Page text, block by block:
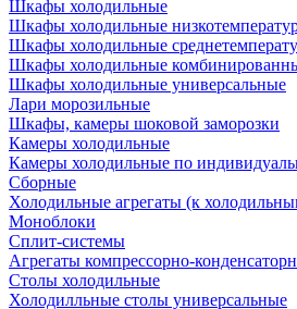
Шкафы холодильные
Шкафы холодильные
Шкафы холодильные
Шкафы холодильные
Шкафы холодильные универсальные
Лари морозильные
Шкафы, камеры шоковой заморозки
Камеры холодильные
Камеры холодильные по
Сборные
Холодильные агрегаты (к
Моноблоки
Сплит-системы
Агрегаты компрессорно-
Столы холодильные
Холодилльные столы универсальные